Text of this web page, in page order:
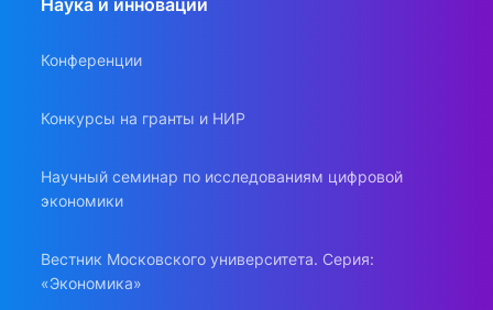
Конференции
Конкурсы на гранты и НИР
Научный семинар по исследованиям цифровой
экономики
Вестник Московского университета. Серия:
«Экономика»